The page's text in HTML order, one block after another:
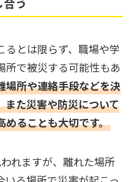
るとは限らず、職場や学
所で被災する可能性もあ
場所や連絡手段などを決
また災害や防災について
めることも大切です。
れますが、離れた場所